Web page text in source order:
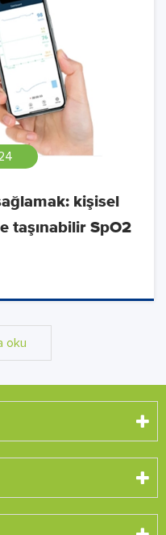
kişisel
taşınabilir SpO2
oku